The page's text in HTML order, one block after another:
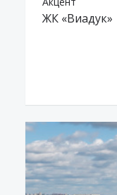
ЖК «Виадук»